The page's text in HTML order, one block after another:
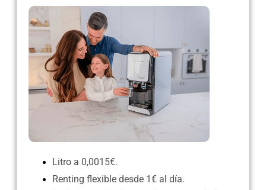
Litro a 0,0015€.
Renting flexible desde 1€ al día.